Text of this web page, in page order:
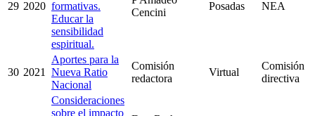
29 2020 formativas.
Educar la
sensibilidad
espiritual.
Cencini
Posadas NEA
30 2021
Aportes para la
Nueva Ratio
Nacional
Comisión
redactora
Virtual
Comisión
directiva
Consideraciones
sobre el impacto